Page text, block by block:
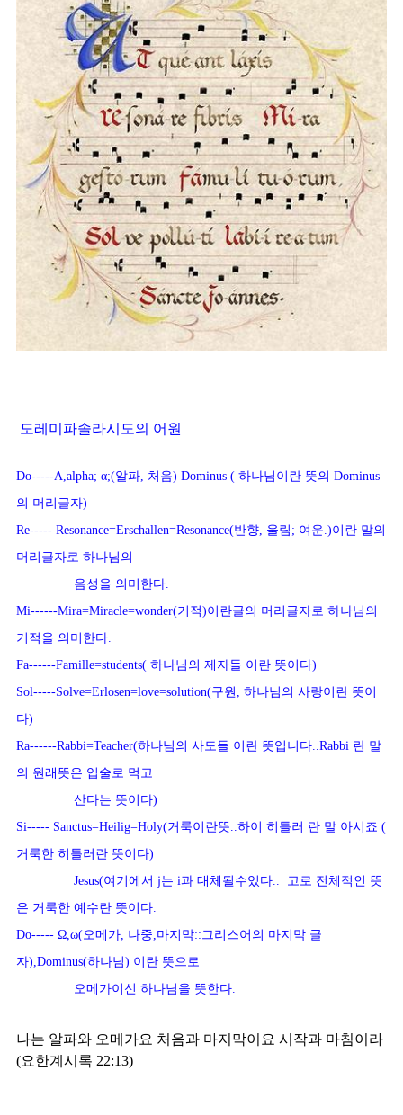
도레미파솔라시도의 어원
Do-----A,alpha; α;(알파, 처음) Dominus ( 하나님이란 뜻의 Dominus
의 머리글자)
Re----- Resonance=Erschallen=Resonance(반향, 울림; 여운.)이란 말의
머리글자로 하나님의
음성을 의미한다.
Mi------Mira=Miracle=wonder(기적)이란글의 머리글자로 하나님의
기적을 의미한다.
Fa------Famille=students( 하나님의 제자들 이란 뜻이다)
Sol-----Solve=Erlosen=love=solution(구원, 하나님의 사랑이란 뜻이
다)
Ra------Rabbi=Teacher(하나님의 사도들 이란 뜻입니다..Rabbi 란 말
의 원래뜻은 입술로 먹고
산다는 뜻이다)
Si----- Sanctus=Heilig=Holy(거룩이란뜻..하이 히틀러 란 말 아시죠 (
거룩한 히틀러란 뜻이다)
Jesus(여기에서 j는 i과 대체될수있다..  고로 전체적인 뜻
은 거룩한 예수란 뜻이다.
Do----- Ω,ω(오메가, 나중,마지막::그리스어의 마지막 글
자),Dominus(하나님) 이란 뜻으로
오메가이신 하나님을 뜻한다.
나는 알파와 오메가요 처음과 마지막이요 시작과 마침이라
(요한계시록 22:13)